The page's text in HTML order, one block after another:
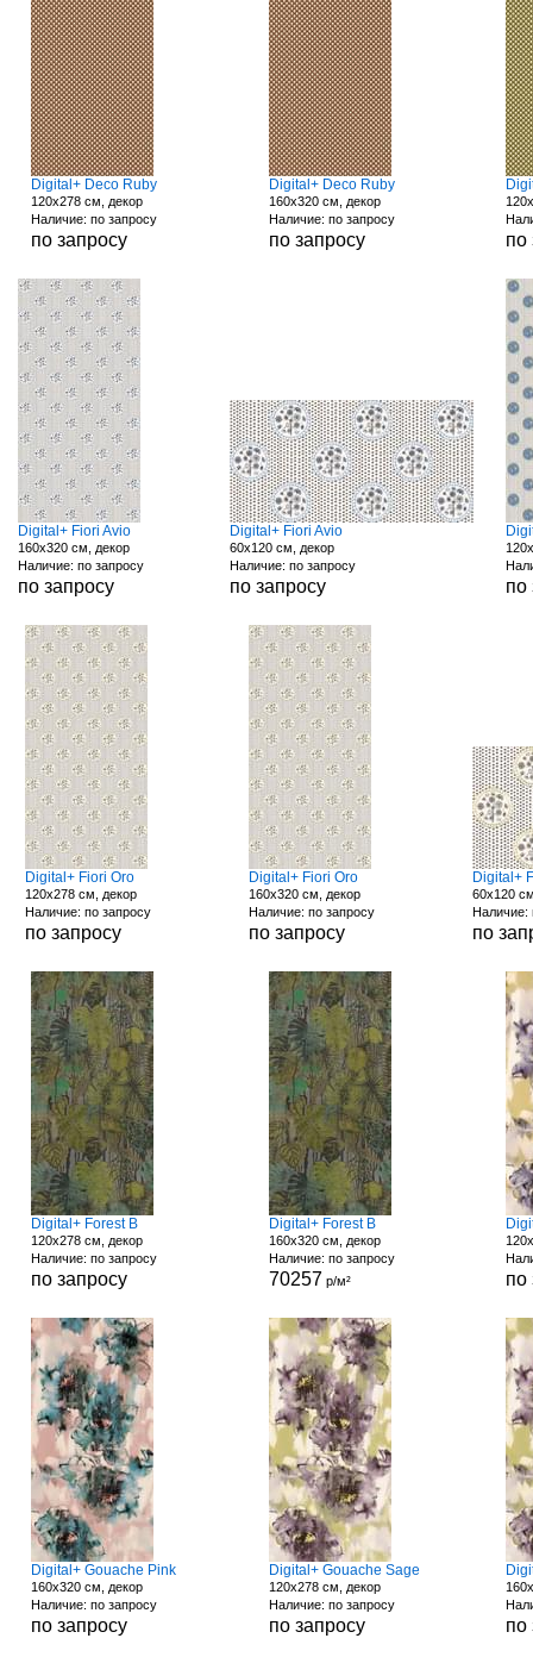
Digital+ Deco Ruby
120x278 см, декор
Наличие: по запросу
по запросу
Digital+ Deco Ruby
160x320 см, декор
Наличие: по запросу
по запросу по
Digital+ Fiori Avio
160x320 см, декор
Наличие: по запросу
по запросу
Digital+ Fiori Avio
60x120 см, декор
Наличие: по запросу
по запросу по
Digital+ Fiori Oro
120x278 см, декор
Наличие: по запросу
по запросу
Digital+ Fiori Oro
160x320 см, декор
Наличие: по запросу
по запросу
Digital+
60x120
Наличие:
по
Digital+ Forest B
120x278 см, декор
Наличие: по запросу
по запросу
Digital+ Forest B
160x320 см, декор
Наличие: по запросу
70257 р/м² по
Digital+ Gouache Pink
160x320 см, декор
Наличие: по запросу
по запросу
Digital+ Gouache Sage
120x278 см, декор
Наличие: по запросу
по запросу по